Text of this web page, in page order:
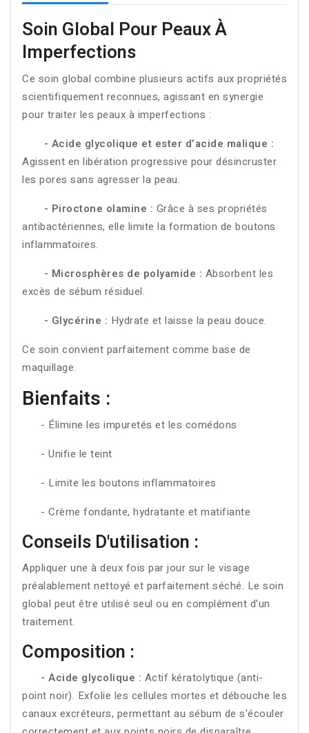
Soin Global Pour Peaux À
Imperfections
Ce soin global combine plusieurs actifs aux propriétés
scientifiquement reconnues, agissant en synergie
pour traiter les peaux à imperfections :
- Acide glycolique et ester d’acide malique :
Agissent en libération progressive pour désincruster
les pores sans agresser la peau.
- Piroctone olamine : Grâce à ses propriétés
antibactériennes, elle limite la formation de boutons
inflammatoires.
- Microsphères de polyamide : Absorbent les
excès de sébum résiduel.
- Glycérine : Hydrate et laisse la peau douce.
Ce soin convient parfaitement comme base de
maquillage.
Bienfaits :
- Élimine les impuretés et les comédons
- Unifie le teint
- Limite les boutons inflammatoires
- Crème fondante, hydratante et matifiante
Conseils D'utilisation :
Appliquer une à deux fois par jour sur le visage
préalablement nettoyé et parfaitement séché. Le soin
global peut être utilisé seul ou en complément d'un
traitement.
Composition :
- Acide glycolique : Actif kératolytique (anti-
point noir). Exfolie les cellules mortes et débouche les
canaux excréteurs, permettant au sébum de s'écouler